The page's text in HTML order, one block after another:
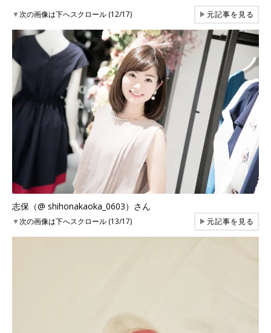
▼次の画像は下へスクロール (12/17) ▶元記事を見る
志保（@ shihonakaoka_0603）さん
▼次の画像は下へスクロール (13/17) ▶元記事を見る